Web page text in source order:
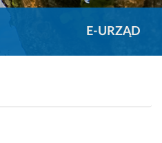
E-URZĄD